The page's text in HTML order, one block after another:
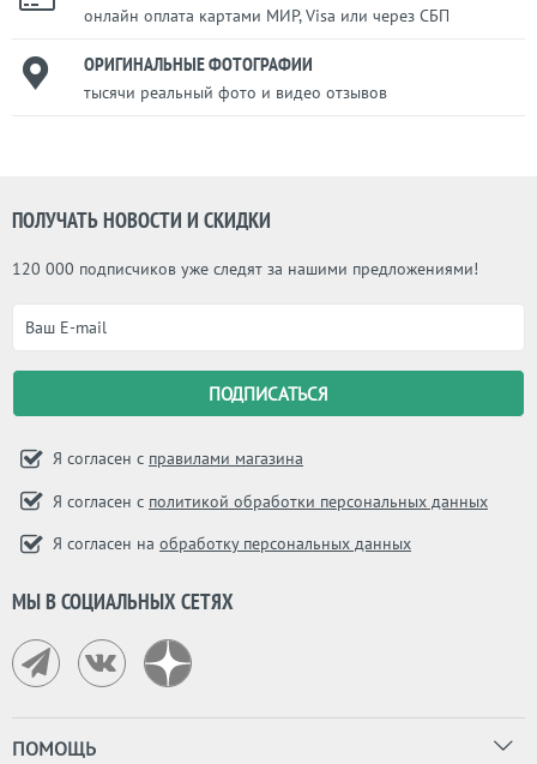
онлайн оплата картами МИР, Visa или через СБП
ОРИГИНАЛЬНЫЕ ФОТОГРАФИИ
тысячи реальный фото и видео отзывов
ПОЛУЧАТЬ НОВОСТИ И СКИДКИ
120 000 подписчиков уже следят за нашими предложениями!
Я согласен с правилами магазина
Я согласен с политикой обработки персональных данных
Я согласен на обработку персональных данных
МЫ В СОЦИАЛЬНЫХ СЕТЯХ
ПОМОЩЬ